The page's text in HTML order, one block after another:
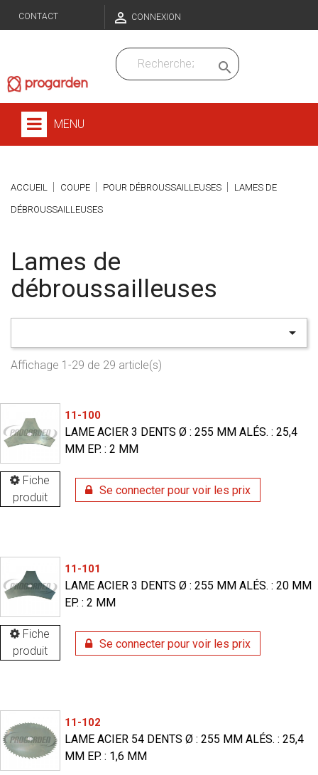
CONTACT  CONNEXION

MENU
ACCUEIL COUPE POUR DÉBROUSSAILLEUSES LAMES DE
DÉBROUSSAILLEUSES
Lames de
débroussailleuses

Affichage 1-29 de 29 article(s)
Fiche
produit
11-100
LAME ACIER 3 DENTS Ø : 255 MM ALÉS. : 25,4
MM EP. : 2 MM
Se connecter pour voir les prix
Fiche
produit
11-101
LAME ACIER 3 DENTS Ø : 255 MM ALÉS. : 20 MM
EP. : 2 MM
Se connecter pour voir les prix
11-102
LAME ACIER 54 DENTS Ø : 255 MM ALÉS. : 25,4
MM EP. : 1,6 MM